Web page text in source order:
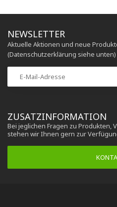
ZUSATZINFORMATION
Bei jeglichen Fragen zu Produkten,
stehen wir Ihnen gern zur
NEWSLETTER
Aktuelle Aktionen und neue
(Datenschutzerklärung siehe unten)